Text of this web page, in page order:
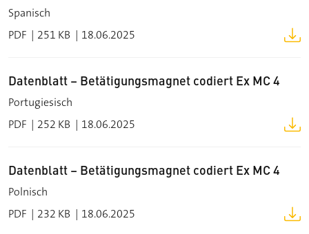
Spanisch
PDF
251 KB 18.06.2025
Datenblatt – Betätigungsmagnet codiert Ex MC 4
Portugiesisch
PDF
252 KB 18.06.2025
Datenblatt – Betätigungsmagnet codiert Ex MC 4
Polnisch
PDF
232 KB 18.06.2025